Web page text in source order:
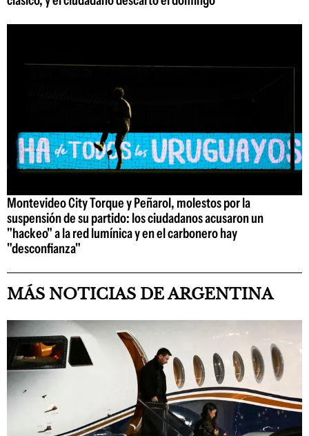
Montevideo City Torque y Peñarol, molestos por la
suspensión de su partido: los ciudadanos acusaron un
"hackeo" a la red lumínica y en el carbonero hay
"desconfianza"
MÁS NOTICIAS DE ARGENTINA